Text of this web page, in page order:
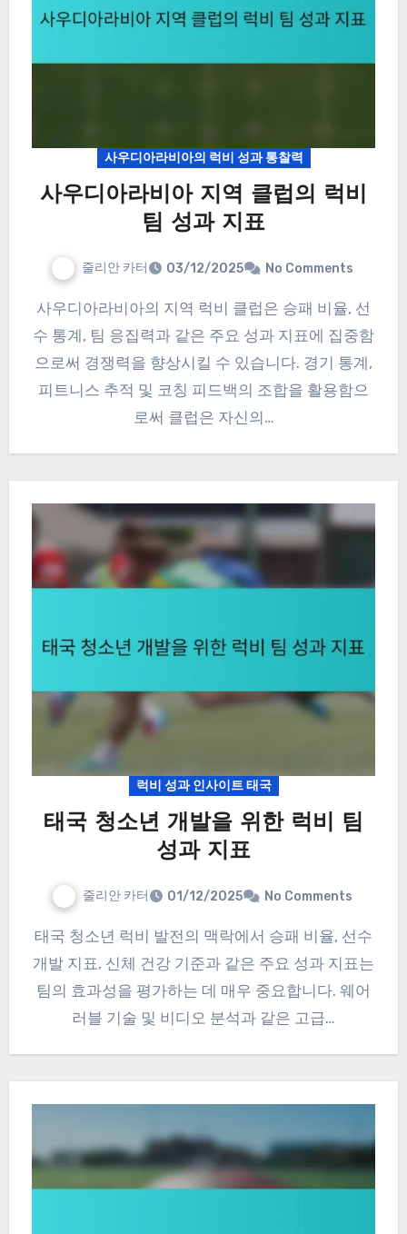
사우디아라비아의 럭비 성과 통찰력
사우디아라비아 지역 클럽의 럭비
팀 성과 지표
줄리안 카터 03/12/2025 No Comments
사우디아라비아의 지역 럭비 클럽은 승패 비율, 선
수 통계, 팀 응집력과 같은 주요 성과 지표에 집중함
으로써 경쟁력을 향상시킬 수 있습니다. 경기 통계,
피트니스 추적 및 코칭 피드백의 조합을 활용함으
로써 클럽은 자신의…
럭비 성과 인사이트 태국
태국 청소년 개발을 위한 럭비 팀
성과 지표
줄리안 카터 01/12/2025 No Comments
태국 청소년 럭비 발전의 맥락에서 승패 비율, 선수
개발 지표, 신체 건강 기준과 같은 주요 성과 지표는
팀의 효과성을 평가하는 데 매우 중요합니다. 웨어
러블 기술 및 비디오 분석과 같은 고급…